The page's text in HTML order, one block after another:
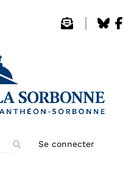
Se connecter